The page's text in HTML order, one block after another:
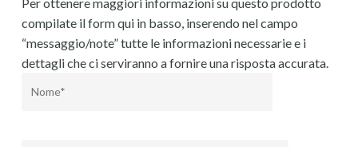
compilate il form qui in basso, inserendo nel campo
“messaggio/note” tutte le informazioni necessarie e i
dettagli che ci serviranno a fornire una risposta accurata.